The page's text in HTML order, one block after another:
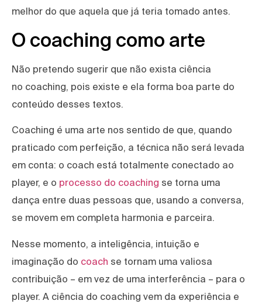
melhor do que aquela que já teria tomado antes.
O coaching como arte
Não pretendo sugerir que não exista ciência
no coaching, pois existe e ela forma boa parte do
conteúdo desses textos.
Coaching é uma arte nos sentido de que, quando
praticado com perfeição, a técnica não será levada
em conta: o coach está totalmente conectado ao
player, e o processo do coaching se torna uma
dança entre duas pessoas que, usando a conversa,
se movem em completa harmonia e parceira.
Nesse momento, a inteligência, intuição e
imaginação do coach se tornam uma valiosa
contribuição – em vez de uma interferência – para o
player. A ciência do coaching vem da experiência e